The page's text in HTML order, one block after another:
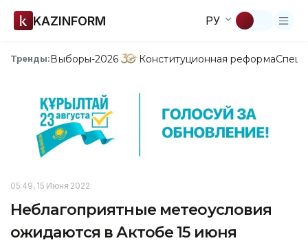
KAZINFORM РУ
Тренды:Выборы-2026 Конституционная реформа
05:49, 15 Июня 2022
Неблагоприятные метеоусловия
ожидаются в Актобе 15 июня